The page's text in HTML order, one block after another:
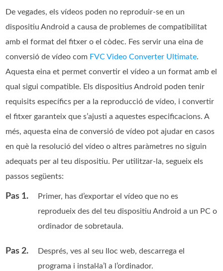
De vegades, els vídeos poden no reproduir-se en un
dispositiu Android a causa de problemes de compatibilitat
amb el format del fitxer o el còdec. Fes servir una eina de
conversió de vídeo com FVC Video Converter Ultimate.
Aquesta eina et permet convertir el vídeo a un format amb el
qual sigui compatible. Els dispositius Android poden tenir
requisits específics per a la reproducció de vídeo, i convertir
el fitxer garanteix que s’ajusti a aquestes especificacions. A
més, aquesta eina de conversió de vídeo pot ajudar en casos
en què la resolució del vídeo o altres paràmetres no siguin
adequats per al teu dispositiu. Per utilitzar-la, segueix els
passos següents:
Pas 1.
Primer, has d’exportar el vídeo que no es
reprodueix des del teu dispositiu Android a un PC o
ordinador de sobretaula.
Pas 2.
Després, ves al seu lloc web, descarrega el
programa i instal·la’l a l’ordinador.